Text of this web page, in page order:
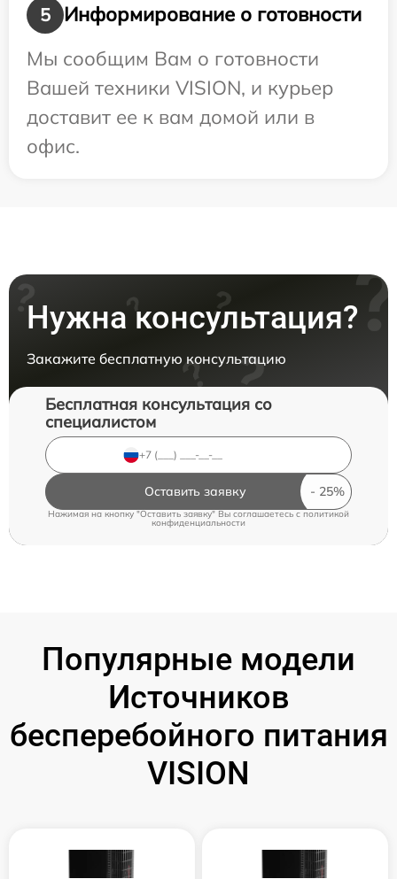
5
Информирование о готовности
Мы сообщим Вам о готовности
Вашей техники VISION, и курьер
доставит ее к вам домой или в
офис.
Нужна консультация?
Закажите бесплатную консультацию
Бесплатная консультация со
специалистом
Оставить заявку
Нажимая на кнопку "Оставить заявку" Вы соглашаетесь cполитикой
конфиденциальности
Популярные модели
Источников
бесперебойного питания
VISION